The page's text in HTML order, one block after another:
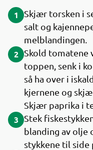
1
Skjær torsken i
salt og
melblandingen.
2 Skold tomatene
toppen, senk i
så ha over i
kjernene og
Skjær paprika i
3
Stek
blanding av olje
stykkene til side